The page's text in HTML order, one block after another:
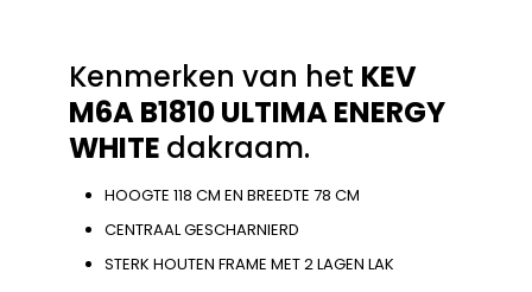
Kenmerken van het KEV
M6A B1810 ULTIMA ENERGY
WHITE dakraam.
HOOGTE 118 CM EN BREEDTE 78 CM
CENTRAAL GESCHARNIERD
STERK HOUTEN FRAME MET 2 LAGEN LAK